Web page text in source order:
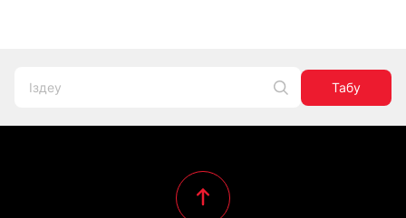
Табу